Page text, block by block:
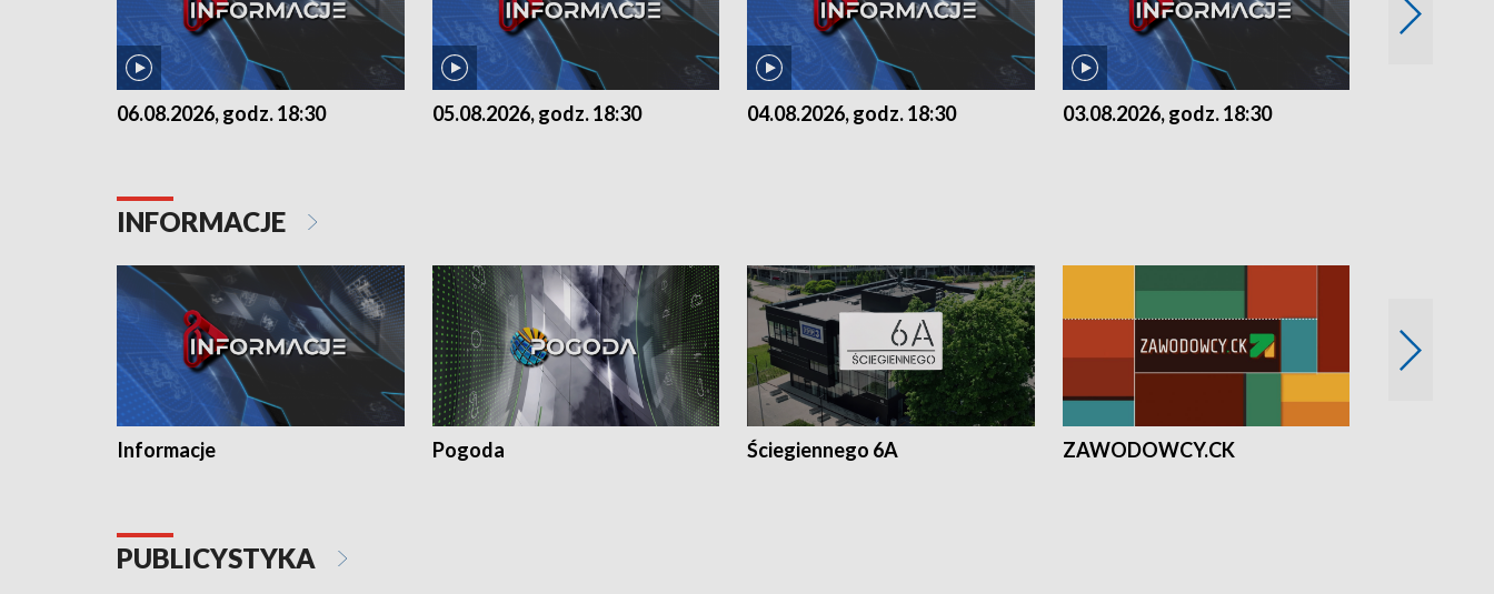
06.08.2026, godz. 18:30 05.08.2026, godz. 18:30 04.08.2026, godz. 18:30 03.08.2026, godz. 18:30
INFORMACJE
Informacje Pogoda Ściegiennego 6A ZAWODOWCY.CK
PUBLICYSTYKA